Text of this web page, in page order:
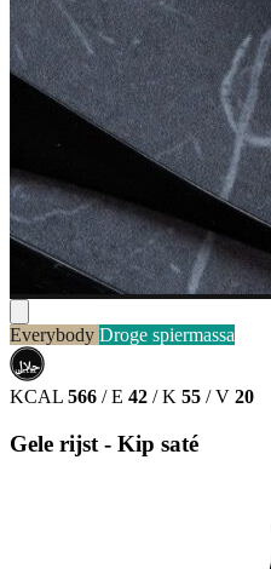
Everybody Droge spiermassa
حلال
HALAL
KCAL 566 / E 42 / K 55 / V 20
Gele rijst - Kip saté